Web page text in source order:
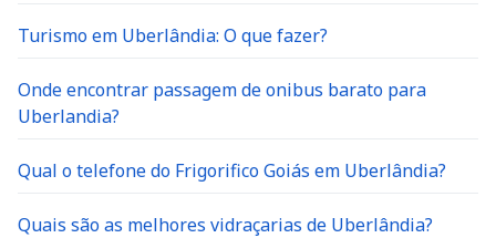
Turismo em Uberlândia: O que fazer?
Onde encontrar passagem de onibus barato para
Uberlandia?
Qual o telefone do Frigorifico Goiás em Uberlândia?
Quais são as melhores vidraçarias de Uberlândia?